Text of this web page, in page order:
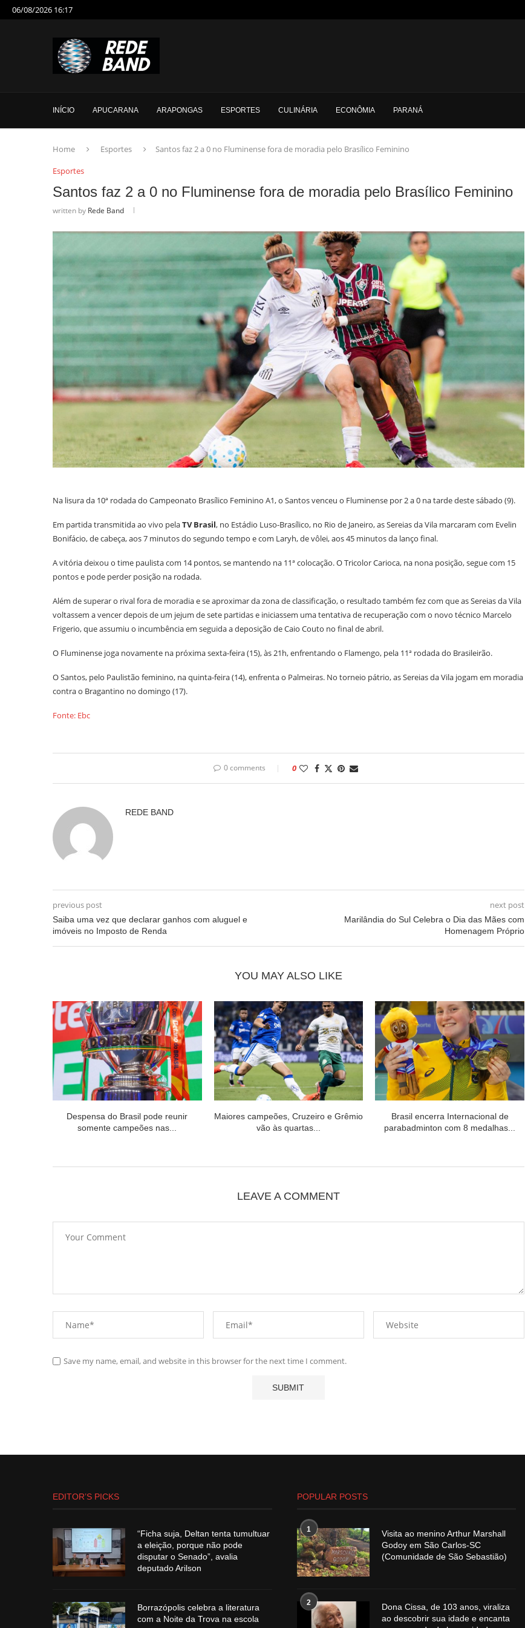
06/08/2026 16:17
INÍCIO APUCARANA ARAPONGAS ESPORTES CULINÁRIA ECONÔMIA PARANÁ
Home Esportes
Santos faz 2 a 0 no Fluminense fora de moradia pelo Brasílico Feminino
Esportes
Santos faz 2 a 0 no Fluminense fora de moradia pelo Brasílico Feminino
written by Rede Band
Na lisura da 10ª rodada do Campeonato Brasílico Feminino A1, o Santos venceu o Fluminense por 2 a 0 na tarde deste sábado (9).
Em partida transmitida ao vivo pelaTV Brasil, no Estádio Luso-Brasílico, no Rio de Janeiro, as Sereias da Vila marcaram com Evelin
Bonifácio, de cabeça, aos 7 minutos do segundo tempo e com Laryh, de vôlei, aos 45 minutos da lanço final.
A vitória deixou o time paulista com 14 pontos, se mantendo na 11ª colocação. O Tricolor Carioca, na nona posição, segue com 15
pontos e pode perder posição na rodada.
Além de superar o rival fora de moradia e se aproximar da zona de classificação, o resultado também fez com que as Sereias da Vila
voltassem a vencer depois de um jejum de sete partidas e iniciassem uma tentativa de recuperação com o novo técnico Marcelo
Frigerio, que assumiu o incumbência em seguida a deposição de Caio Couto no final de abril.
O Fluminense joga novamente na próxima sexta-feira (15), às 21h, enfrentando o Flamengo, pela 11ª rodada do Brasileirão.
O Santos, pelo Paulistão feminino, na quinta-feira (14), enfrenta o Palmeiras. No torneio pátrio, as Sereias da Vila jogam em moradia
contra o Bragantino no domingo (17).
Fonte: Ebc
0 comments 0
REDE BAND
previous post
Saiba uma vez que declarar ganhos com aluguel e
imóveis no Imposto de Renda
next post
Marilândia do Sul Celebra o Dia das Mães com
Homenagem Próprio
YOU MAY ALSO LIKE
Despensa do Brasil pode reunir
somente campeões nas...
Maiores campeões, Cruzeiro e Grêmio
vão às quartas...
Brasil encerra Internacional de
parabadminton com 8 medalhas...
LEAVE A COMMENT
Save my name, email, and website in this browser for the next time I comment.
EDITOR’S PICKS
“Ficha suja, Deltan tenta tumultuar
a eleição, porque não pode
disputar o Senado”, avalia
deputado Arilson
Borrazópolis celebra a literatura
com a Noite da Trova na escola
POPULAR POSTS
1
Visita ao menino Arthur Marshall
Godoy em São Carlos-SC
(Comunidade de São Sebastião)
2
Dona Cissa, de 103 anos, viraliza
ao descobrir sua idade e encanta